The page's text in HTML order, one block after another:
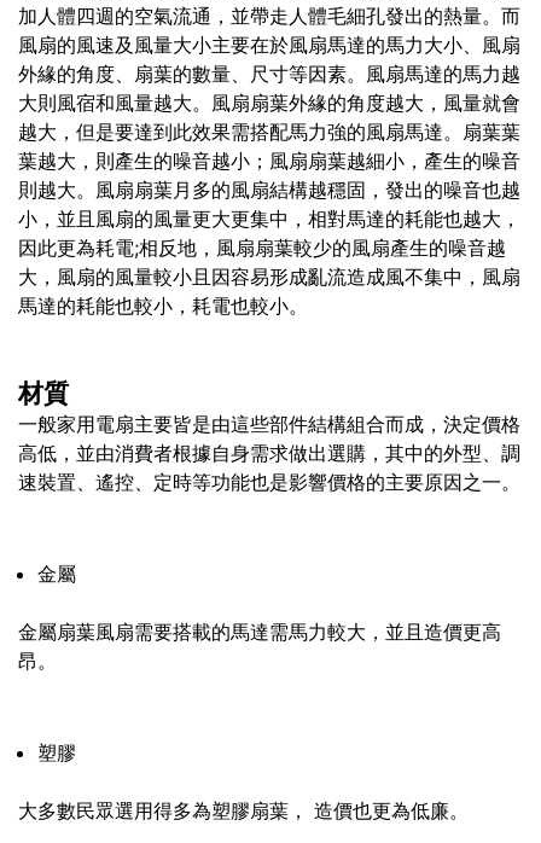
加人體四週的空氣流通，並帶走人體毛細孔發出的熱量。而
風扇的風速及風量大小主要在於風扇馬達的馬力大小、風扇
外緣的角度、扇葉的數量、尺寸等因素。風扇馬達的馬力越
大則風宿和風量越大。風扇扇葉外緣的角度越大，風量就會
越大，但是要達到此效果需搭配馬力強的風扇馬達。扇葉葉
葉越大，則產生的噪音越小；風扇扇葉越細小，產生的噪音
則越大。風扇扇葉月多的風扇結構越穩固，發出的噪音也越
小，並且風扇的風量更大更集中，相對馬達的耗能也越大，
因此更為耗電;相反地，風扇扇葉較少的風扇產生的噪音越
大，風扇的風量較小且因容易形成亂流造成風不集中，風扇
馬達的耗能也較小，耗電也較小。
材質
一般家用電扇主要皆是由這些部件結構組合而成，決定價格
高低，並由消費者根據自身需求做出選購，其中的外型、調
速裝置、遙控、定時等功能也是影響價格的主要原因之一。
金屬
金屬扇葉風扇需要搭載的馬達需馬力較大，並且造價更高
昂。
塑膠
大多數民眾選用得多為塑膠扇葉， 造價也更為低廉。